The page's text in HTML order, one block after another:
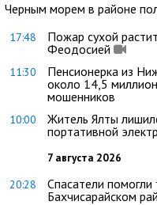
Черным морем в районе
17:48
Пожар сухой
Феодосией
11:30
Пенсионерка из
около 14,5
мошенников
10:00
Житель Ялты
портативной
7 августа 2026
20:28
Спасатели помогли
Бахчисарайском